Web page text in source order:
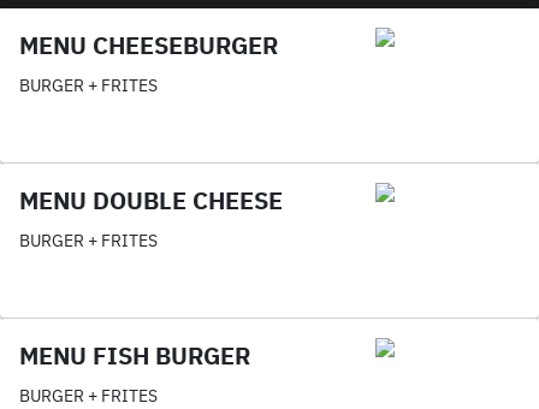
MENU CHEESEBURGER
BURGER + FRITES
MENU DOUBLE CHEESE
BURGER + FRITES
MENU FISH BURGER
BURGER + FRITES